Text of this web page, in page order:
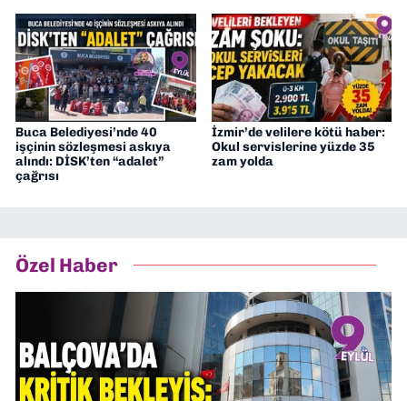
Buca Belediyesi’nde 40
işçinin sözleşmesi askıya
alındı: DİSK’ten “adalet”
çağrısı
İzmir’de velilere kötü haber:
Okul servislerine yüzde 35
zam yolda
Özel Haber